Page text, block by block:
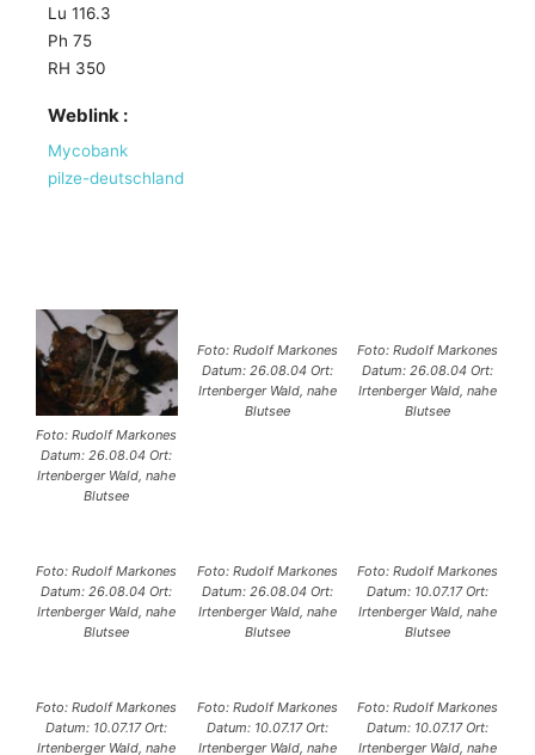
Lu 116.3
Ph 75
RH 350
Weblink :
Mycobank
pilze-deutschland
Foto: Rudolf Markones
Datum: 26.08.04 Ort:
Irtenberger Wald, nahe
Blutsee
Foto: Rudolf Markones
Datum: 26.08.04 Ort:
Irtenberger Wald, nahe
Blutsee
Foto: Rudolf Markones
Datum: 26.08.04 Ort:
Irtenberger Wald, nahe
Blutsee
Foto: Rudolf Markones
Datum: 26.08.04 Ort:
Irtenberger Wald, nahe
Blutsee
Foto: Rudolf Markones
Datum: 26.08.04 Ort:
Irtenberger Wald, nahe
Blutsee
Foto: Rudolf Markones
Datum: 10.07.17 Ort:
Irtenberger Wald, nahe
Blutsee
Foto: Rudolf Markones
Datum: 10.07.17 Ort:
Irtenberger Wald, nahe
Foto: Rudolf Markones
Datum: 10.07.17 Ort:
Irtenberger Wald, nahe
Foto: Rudolf Markones
Datum: 10.07.17 Ort:
Irtenberger Wald, nahe